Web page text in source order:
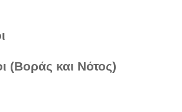
(Βοράς και Νότος)